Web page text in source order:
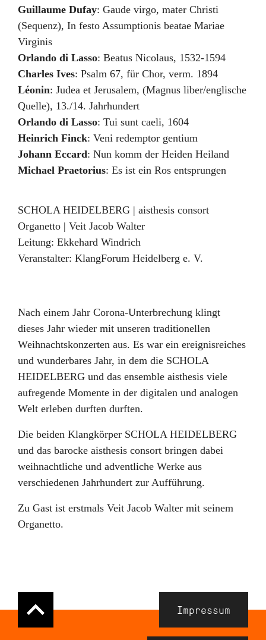
Guillaume Dufay: Gaude virgo, mater Christi
(Sequenz), In festo Assumptionis beatae Mariae
Virginis
Orlando di Lasso: Beatus Nicolaus, 1532-1594
Charles Ives: Psalm 67, für Chor, verm. 1894
Léonin: Judea et Jerusalem, (Magnus liber/englische
Quelle), 13./14. Jahrhundert
Orlando di Lasso: Tui sunt caeli, 1604
Heinrich Finck: Veni redemptor gentium
Johann Eccard: Nun komm der Heiden Heiland
Michael Praetorius: Es ist ein Ros entsprungen
SCHOLA HEIDELBERG | aisthesis consort
Organetto | Veit Jacob Walter
Leitung: Ekkehard Windrich
Veranstalter: KlangForum Heidelberg e. V.
Nach einem Jahr Corona-Unterbrechung klingt
dieses Jahr wieder mit unseren traditionellen
Weihnachtskonzerten aus. Es war ein ereignisreiches
und wunderbares Jahr, in dem die SCHOLA
HEIDELBERG und das ensemble aisthesis viele
aufregende Momente in der digitalen und analogen
Welt erleben durften durften.
Die beiden Klangkörper SCHOLA HEIDELBERG
und das barocke aisthesis consort bringen dabei
weihnachtliche und adventliche Werke aus
verschiedenen Jahrhundert zur Aufführung.
Zu Gast ist erstmals Veit Jacob Walter mit seinem
Organetto.
Navigation
Meta
Impressum